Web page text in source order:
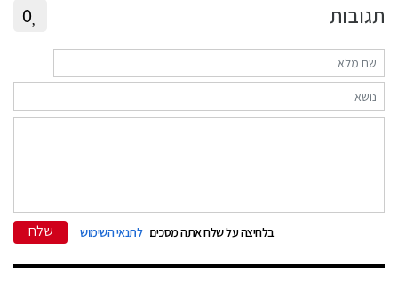
תגובות 0
בלחיצה על שלח אתה מסכים לתנאי השימוש שלח